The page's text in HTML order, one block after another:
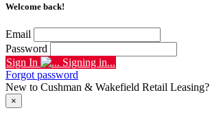
Welcome back!
Email
Password
Sign In
Signing in...
Forgot password
New to Cushman & Wakefield Retail Leasing?
×